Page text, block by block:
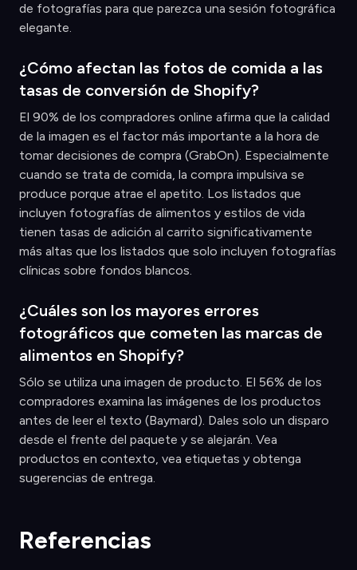
de fotografías para que parezca una sesión fotográfica
elegante.
¿Cómo afectan las fotos de comida a las
tasas de conversión de Shopify?
El 90% de los compradores online afirma que la calidad
de la imagen es el factor más importante a la hora de
tomar decisiones de compra (GrabOn). Especialmente
cuando se trata de comida, la compra impulsiva se
produce porque atrae el apetito. Los listados que
incluyen fotografías de alimentos y estilos de vida
tienen tasas de adición al carrito significativamente
más altas que los listados que solo incluyen fotografías
clínicas sobre fondos blancos.
¿Cuáles son los mayores errores
fotográficos que cometen las marcas de
alimentos en Shopify?
Sólo se utiliza una imagen de producto. El 56% de los
compradores examina las imágenes de los productos
antes de leer el texto (Baymard). Dales solo un disparo
desde el frente del paquete y se alejarán. Vea
productos en contexto, vea etiquetas y obtenga
sugerencias de entrega.
Referencias